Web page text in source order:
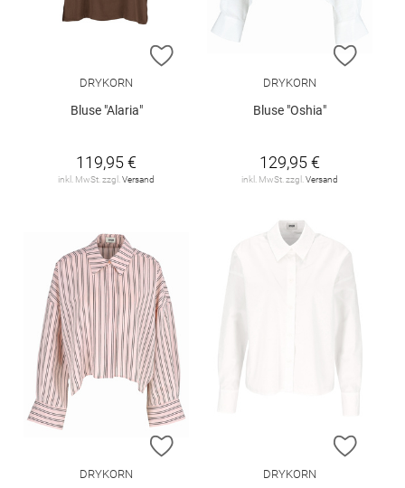
ZUR WUNSCHLISTE HINZUFÜGEN
DRYKORN
Bluse "Alaria"
119,95 €
inkl. MwSt. zzgl. Versand
ZUR
DRYKORN
Bluse "Oshia"
129,95 €
inkl. MwSt. zzgl. Versand
ZUR WUNSCHLISTE HINZUFÜGEN
DRYKORN
ZUR
DRYKORN